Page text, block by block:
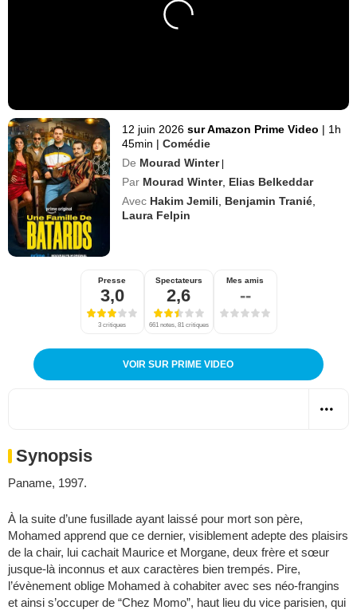
12 juin 2026 sur Amazon Prime Video | 1h
45min | Comédie
De Mourad Winter |
Par Mourad Winter, Elias Belkeddar
Avec Hakim Jemili Benjamin Tranié
Laura Felpin
Presse
3,0
3 critiques
Spectateurs
2,6
661 notes, 81 critiques
Mes amis
--
VOIR SUR PRIME VIDEO
Synopsis
Paname, 1997.
À la suite d’une fusillade ayant laissé pour mort son père,
Mohamed apprend que ce dernier, visiblement adepte des plaisirs
de la chair, lui cachait Maurice et Morgane, deux frère et sœur
jusque-là inconnus et aux caractères bien trempés. Pire,
l’évènement oblige Mohamed à cohabiter avec ses néo-frangins
et ainsi s’occuper de “Chez Momo”, haut lieu du vice parisien, qui